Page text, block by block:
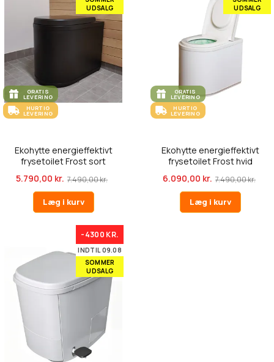
UDSALG
GRATIS
LEVERING
HURTIG
LEVERING
Ekohytte energieffektivt
frysetoilet Frost sort
5.790,00 kr. 7.490,00 kr.
Læg i kurv
UDSALG
GRATIS
LEVERING
HURTIG
LEVERING
Ekohytte energieffektivt
frysetoilet Frost hvid
6.090,00 kr. 7.490,00 kr.
Læg i kurv
-4300 KR.
INDTIL 09.08
SOMMER
UDSALG